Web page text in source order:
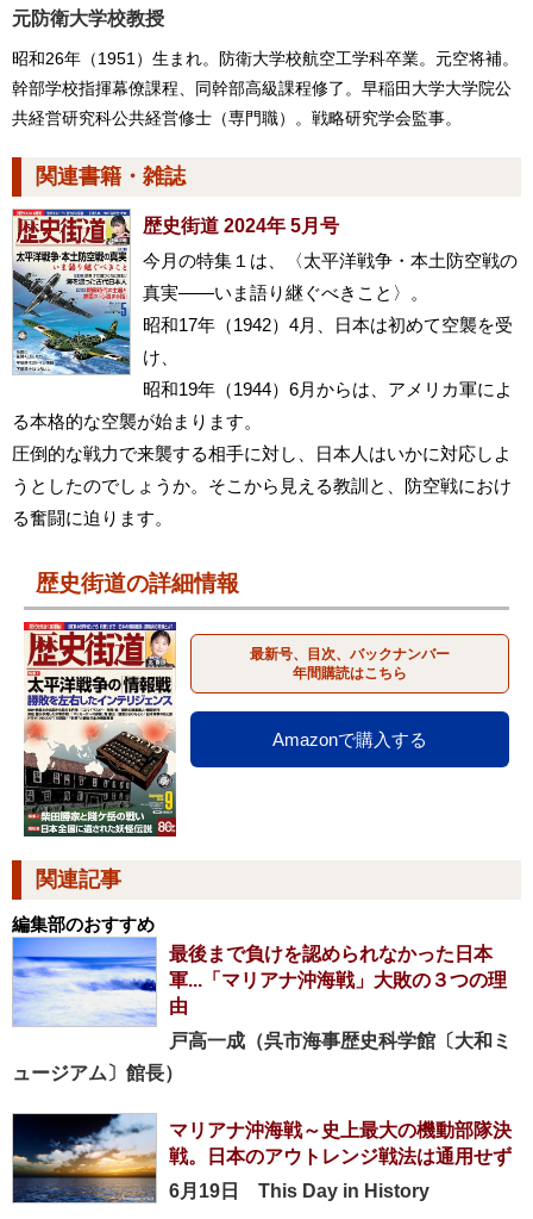
元防衛大学校教授
昭和26年（1951）生まれ。防衛大学校航空工学科卒業。元空将補。
幹部学校指揮幕僚課程、同幹部高級課程修了。早稲田大学大学院公
共経営研究科公共経営修士（専門職）。戦略研究学会監事。
関連書籍・雑誌
歴史街道 2024年 5月号
今月の特集１は、〈太平洋戦争・本土防空戦の
真実――いま語り継ぐべきこと〉。
昭和17年（1942）4月、日本は初めて空襲を受
け、
昭和19年（1944）6月からは、アメリカ軍によ
る本格的な空襲が始まります。
圧倒的な戦力で来襲する相手に対し、日本人はいかに対応しよ
うとしたのでしょうか。そこから見える教訓と、防空戦におけ
る奮闘に迫ります。
歴史街道の詳細情報
最新号、目次、バックナンバー
年間購読はこちら
Amazonで購入する
関連記事
編集部のおすすめ
最後まで負けを認められなかった日本
軍...「マリアナ沖海戦」大敗の３つの理
由
戸高一成（呉市海事歴史科学館〔大和ミ
ュージアム〕館長）
マリアナ沖海戦～史上最大の機動部隊決
戦。日本のアウトレンジ戦法は通用せず
6月19日 This Day in History